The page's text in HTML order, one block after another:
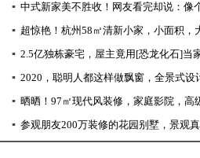
▪ 中式新家美不胜收！网友看完却说：像
▪ 超惊艳！杭州58㎡清新小家，小面积，
▪ 2.5亿独栋豪宅，屋主竟用[恐龙化石]当
▪ 2020，聪明人都这样做飘窗，全景式设
▪ 晒晒！97㎡现代风装修，家庭影院，高
▪ 参观朋友200万装修的花园别墅，景观